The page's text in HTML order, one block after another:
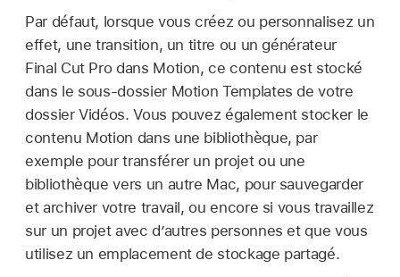
Par défaut, lorsque vous créez ou personnalisez un
effet, une transition, un titre ou un générateur
Final Cut Pro dans Motion, ce contenu est stocké
dans le sous-dossier Motion Templates de votre
dossier Vidéos. Vous pouvez également stocker le
contenu Motion dans une bibliothèque, par
exemple pour transférer un projet ou une
bibliothèque vers un autre Mac, pour sauvegarder
et archiver votre travail, ou encore si vous travaillez
sur un projet avec d’autres personnes et que vous
utilisez un emplacement de stockage partagé.